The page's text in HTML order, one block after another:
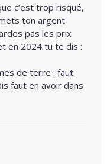
c’est trop risqué,
ton argent
pas les prix
en 2024 tu te dis :
de terre : faut
faut en avoir dans